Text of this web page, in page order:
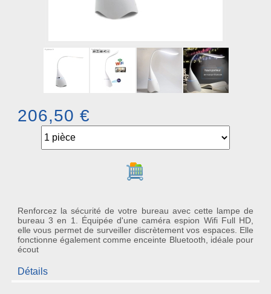
206,50 €
Ajouter au panier
Renforcez la sécurité de votre bureau avec cette lampe de
bureau 3 en 1. Équipée d'une caméra espion Wifi Full HD,
elle vous permet de surveiller discrètement vos espaces. Elle
fonctionne également comme enceinte Bluetooth, idéale pour
écout
Détails